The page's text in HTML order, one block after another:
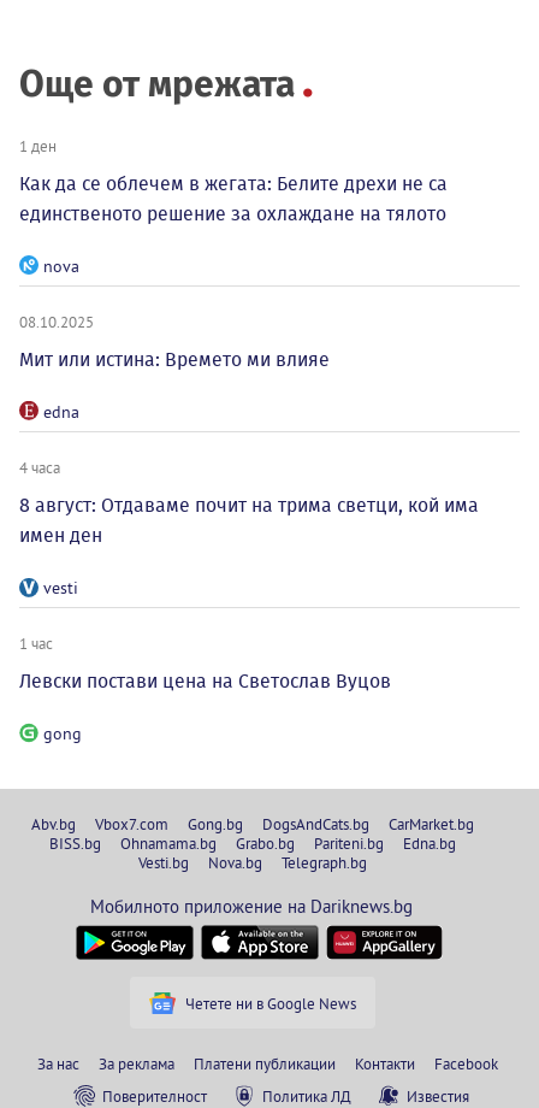
Още от мрежата
1 ден
Как да се облечем в жегата: Белите дрехи не са
единственото решение за охлаждане на тялото
nova
08.10.2025
Мит или истина: Времето ми влияе
edna
4 часа
8 август: Отдаваме почит на трима светци, кой има
имен ден
vesti
1 час
Левски постави цена на Светослав Вуцов
gong
Abv.bg Vbox7.com Gong.bg DogsAndCats.bg
CarMarket.bg
BISS.bg
Ohnamama.bg Grabo.bg Pariteni.bg
Edna.bg
Vesti.bg
Nova.bg Telegraph.bg
Мобилното приложение на Dariknews.bg
Четете ни в Google News
За нас За реклама Платени публикации Контакти
Facebook
Поверителност
Политика ЛД Известия